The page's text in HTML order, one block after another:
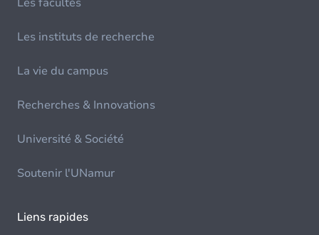
Les instituts de recherche
La vie du campus
Recherches & Innovations
Université & Société
Soutenir l'UNamur
Liens rapides